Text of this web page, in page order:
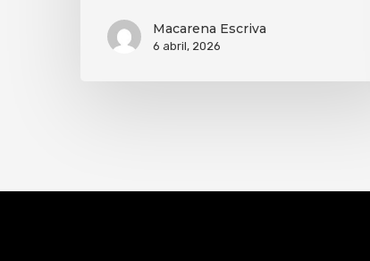
Macarena Escriva
6 abril, 2026